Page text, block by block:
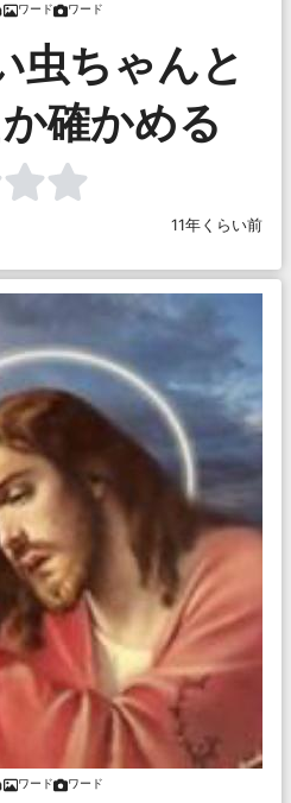
ワード ワード
虫ちゃんと
確かめる
11年くらい前
ワード ワード